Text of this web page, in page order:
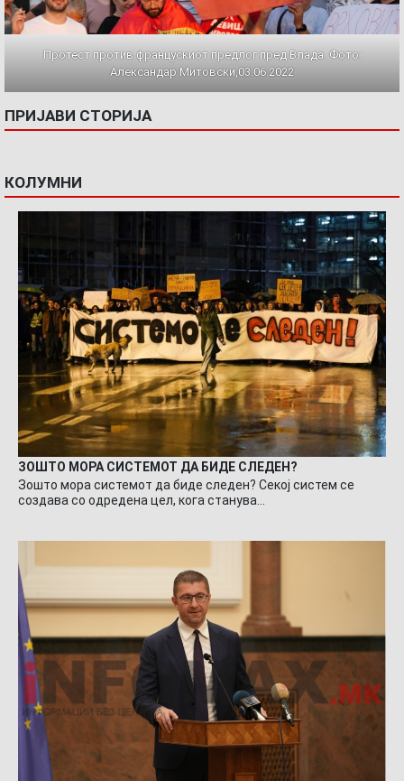
Протест против францускиот предлог пред Влада. Фото:
Александар Митовски,03.06.2022
ПРИЈАВИ СТОРИЈА
КОЛУМНИ
ЗОШТО МОРА СИСТЕМОТ ДА БИДЕ СЛЕДЕН?
Зошто мора системот да биде следен? Секој систем се
создава со одредена цел, кога станува…